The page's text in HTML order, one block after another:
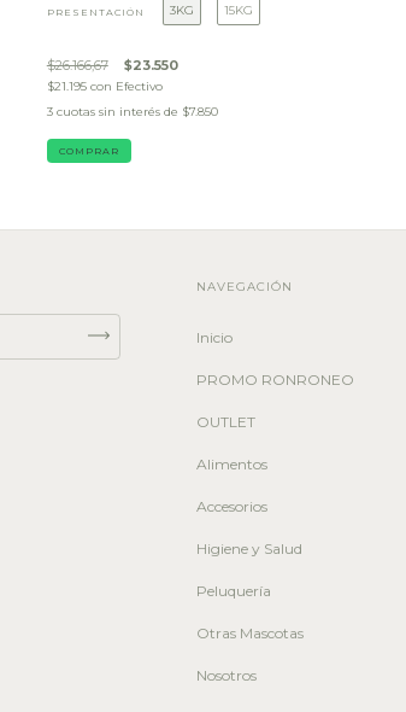
PRESENTACIÓN 3KG 15KG
$26.166,67 $23.550
$21.195 con Efectivo
3 cuotas sin interés de $7.850
COMPRAR
NAVEGACIÓN
Inicio
PROMO RONRONEO
OUTLET
Alimentos
Accesorios
Higiene y Salud
Peluquería
Otras Mascotas
Nosotros